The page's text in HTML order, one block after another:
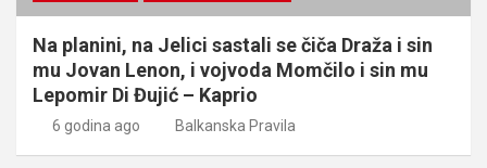
Na planini, na Jelici sastali se čiča Draža i sin
mu Jovan Lenon, i vojvoda Momčilo i sin mu
Lepomir Di Đujić – Kaprio
6 godina ago Balkanska Pravila